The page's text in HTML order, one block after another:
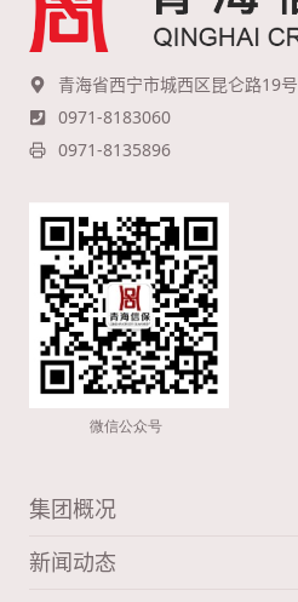
青海省西宁市城西区昆仑路19号
0971-8183060
0971-8135896
集团概况
新闻动态